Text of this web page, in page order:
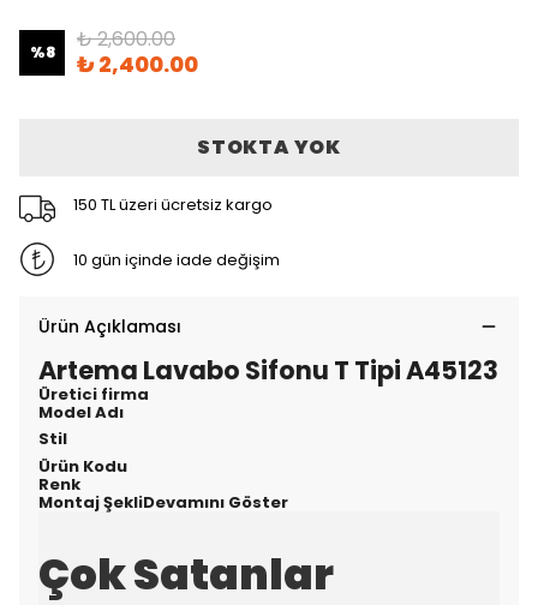
%8 ₺ 2,600.00
₺ 2,400.00
STOKTA YOK
150 TL üzeri ücretsiz kargo
10 gün içinde iade değişim
Ürün Açıklaması
Artema Lavabo Sifonu T Tipi A45123
Üretici firma
Model Adı
Stil
Ürün Kodu
Renk
Montaj ŞekliDevamını Göster
Çok Satanlar